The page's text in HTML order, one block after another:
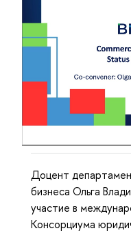
Доцент
бизнеса Ольга
участие в
Консорциума